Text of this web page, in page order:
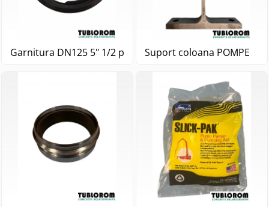
Garnitura DN125 5" 1/2 pentru cot (mobila) cu inima -
Suport coloana POMPE